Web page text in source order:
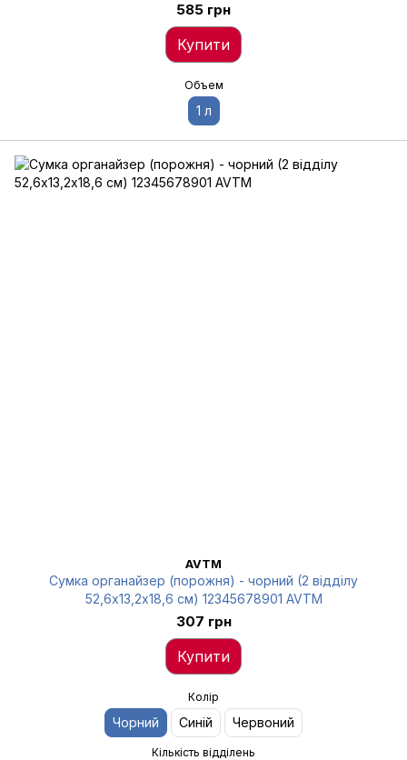
585 грн
Купити
Объем
1 л
AVTM
Сумка органайзер (порожня) - чорний (2 відділу
52,6х13,2х18,6 см) 12345678901 AVTM
307 грн
Купити
Колір
Чорний Синій Червоний
Кількість відділень